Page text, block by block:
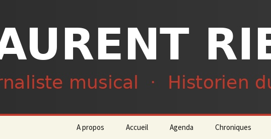
Laurent
A propos Accueil Agenda Chroniques